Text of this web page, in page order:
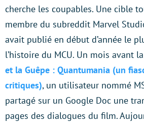
cherche les coupables. Une cible
membre du subreddit Marvel
avait publié en début d’année le
l’histoire du MCU. Un mois avant
et la Guêpe : Quantumania (un
critiques), un utilisateur nommé
partagé sur un Google Doc une
pages des dialogues du film.